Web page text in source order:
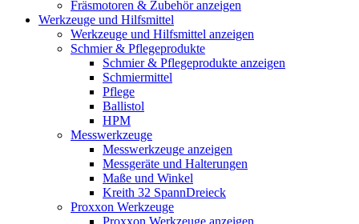
Fräsmotoren & Zubehör anzeigen
Werkzeuge und Hilfsmittel
Werkzeuge und Hilfsmittel anzeigen
Schmier & Pflegeprodukte
Schmier & Pflegeprodukte anzeigen
Schmiermittel
Pflege
Ballistol
HPM
Messwerkzeuge
Messwerkzeuge anzeigen
Messgeräte und Halterungen
Maße und Winkel
Kreith 32 SpannDreieck
Proxxon Werkzeuge
Proxxon Werkzeuge anzeigen